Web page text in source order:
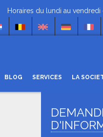
du lundi au vendredi de
BLOG SERVICES LA
NEWSLETTER
Recevez toute